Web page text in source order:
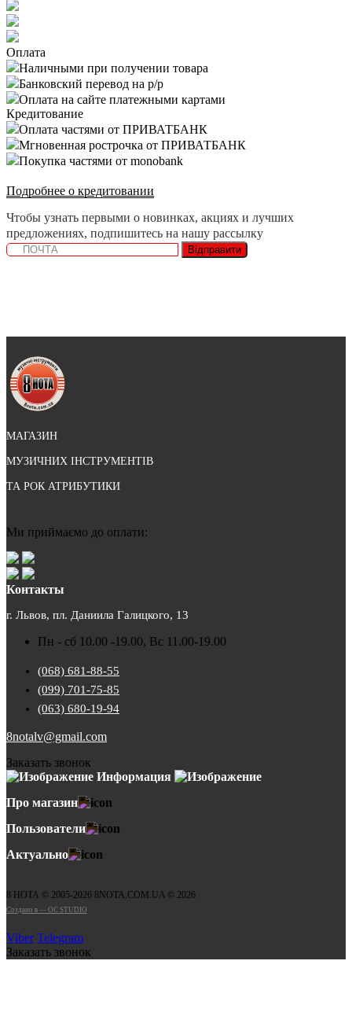
Оплата
Наличными при получении товара
Банковский перевод на р/р
Оплата на сайте платежными картами
Кредитование
Оплата частями от ПРИВАТБАНК
Мгновенная рострочка от ПРИВАТБАНК
Покупка частями от monobank
Подробнее о кредитовании
Чтобы узнать первыми о новинках, акциях и лучших
предложениях, подпишитесь на нашу рассылку
Відправити
МАГАЗИН
МУЗИЧНИХ ІНСТРУМЕНТІВ
ТА РОК АТРИБУТИКИ
Ми приймаємо до оплати:
Контакты
г. Львов, пл. Даниила Галицкого, 13
Пн - сб 10.00 -19.00, Вс 11.00-19.00
(068) 681-88-55
(099) 701-75-85
(063) 680-19-94
8notalv@gmail.com
Заказать звонок
Информация
Про магазин
Пользователи
Актуально
8 НОТА © 2005-2026 8NOTA.COM.UA © 2026
Создано в — OC STUDIO
Viber Telegram
Заказать звонок